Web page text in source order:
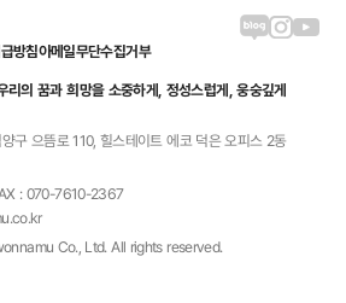
블로그 링크
인스타그
유튜브
방침이메일무단수집거부
리의 꿈과 희망을 소중하게, 정성스럽게, 웅숭깊게
구 으뜸로 110, 힐스테이트 에코 덕은 오피스 2동
: 070-7610-2367
Co., Ltd. All rights reserved.